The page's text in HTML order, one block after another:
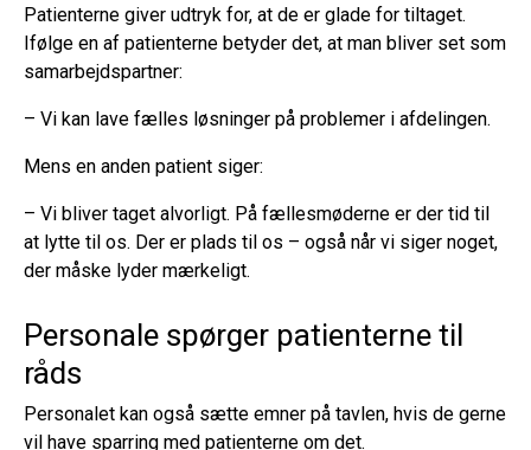
Patienterne giver udtryk for, at de er glade for tiltaget.
Ifølge en af patienterne betyder det, at man bliver set som
samarbejdspartner:
– Vi kan lave fælles løsninger på problemer i afdelingen.
Mens en anden patient siger:
– Vi bliver taget alvorligt. På fællesmøderne er der tid til
at lytte til os. Der er plads til os – også når vi siger noget,
der måske lyder mærkeligt.
Personale spørger patienterne til
råds
Personalet kan også sætte emner på tavlen, hvis de gerne
vil have sparring med patienterne om det.